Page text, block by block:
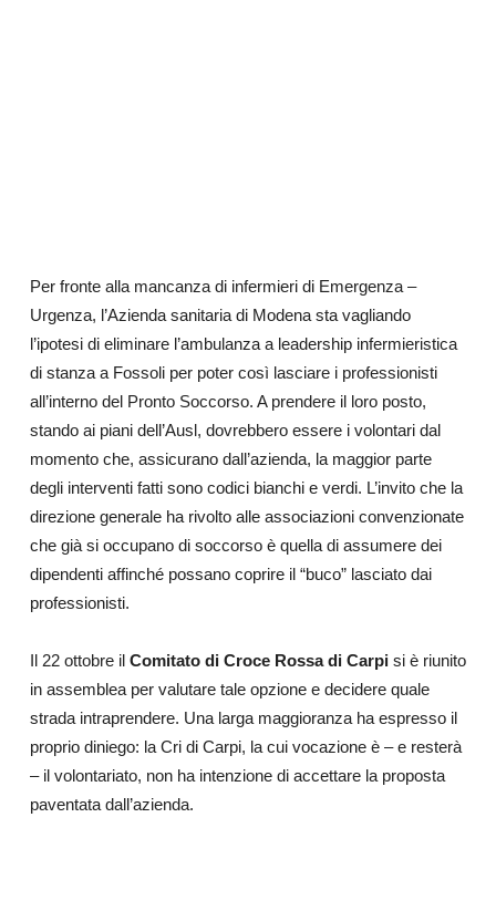
Per fronte alla mancanza di infermieri di Emergenza –
Urgenza, l’Azienda sanitaria di Modena sta vagliando
l’ipotesi di eliminare l’ambulanza a leadership infermieristica
di stanza a Fossoli per poter così lasciare i professionisti
all’interno del Pronto Soccorso. A prendere il loro posto,
stando ai piani dell’Ausl, dovrebbero essere i volontari dal
momento che, assicurano dall’azienda, la maggior parte
degli interventi fatti sono codici bianchi e verdi. L’invito che la
direzione generale ha rivolto alle associazioni convenzionate
che già si occupano di soccorso è quella di assumere dei
dipendenti affinché possano coprire il “buco” lasciato dai
professionisti.
Il 22 ottobre il Comitato di Croce Rossa di Carpi si è riunito
in assemblea per valutare tale opzione e decidere quale
strada intraprendere. Una larga maggioranza ha espresso il
proprio diniego: la Cri di Carpi, la cui vocazione è – e resterà
– il volontariato, non ha intenzione di accettare la proposta
paventata dall’azienda.